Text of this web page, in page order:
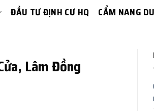
ĐẦU TƯ ĐỊNH CƯ HQ CẨM NANG
Lâm Đồng